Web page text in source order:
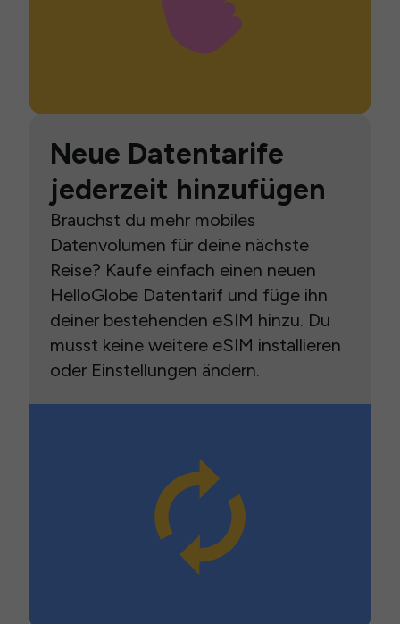
Neue Datentarife
jederzeit hinzufügen
Brauchst du mehr mobiles
Datenvolumen für deine nächste
Reise? Kaufe einfach einen neuen
HelloGlobe Datentarif und füge ihn
deiner bestehenden eSIM hinzu. Du
musst keine weitere eSIM installieren
oder Einstellungen ändern.